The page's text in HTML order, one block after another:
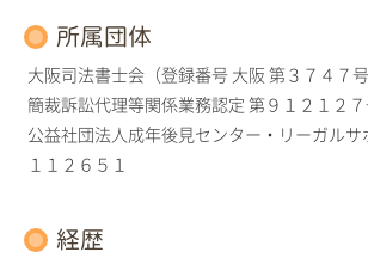
所属団体
大阪司法書士会（登録番号 大阪 第３７４７号
簡裁訴訟代理等関係業務認定 第９１２１２
公益社団法人成年後見センター・リーガルサ
１１２６５１
経歴